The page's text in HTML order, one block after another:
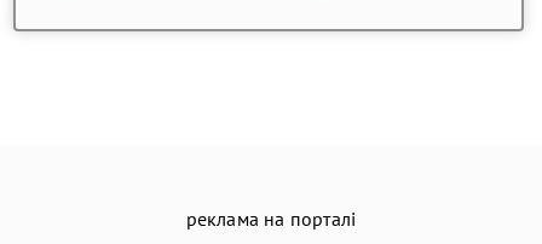
реклама на порталі